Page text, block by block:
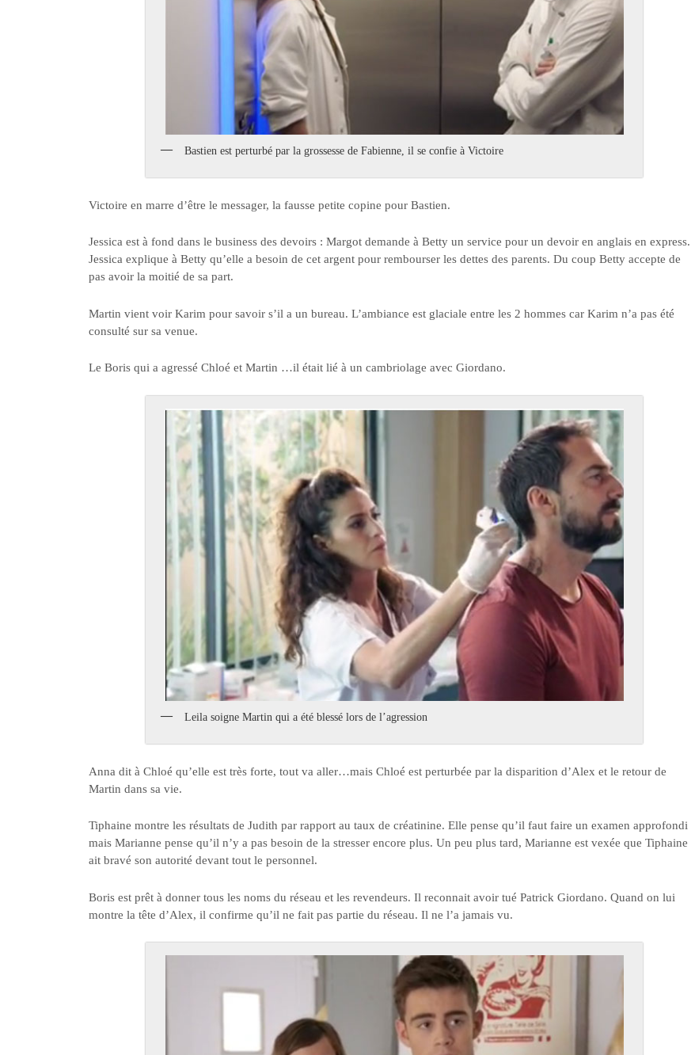
Bastien est perturbé par la grossesse de Fabienne, il se confie à Victoire
Victoire en marre d’être le messager, la fausse petite copine pour Bastien.
Jessica est à fond dans le business des devoirs : Margot demande à Betty un service pour un devoir en anglais en express.
Jessica explique à Betty qu’elle a besoin de cet argent pour rembourser les dettes des parents. Du coup Betty accepte de
pas avoir la moitié de sa part.
Martin vient voir Karim pour savoir s’il a un bureau. L’ambiance est glaciale entre les 2 hommes car Karim n’a pas été
consulté sur sa venue.
Le Boris qui a agressé Chloé et Martin …il était lié à un cambriolage avec Giordano.
Leila soigne Martin qui a été blessé lors de l’agression
Anna dit à Chloé qu’elle est très forte, tout va aller…mais Chloé est perturbée par la disparition d’Alex et le retour de
Martin dans sa vie.
Tiphaine montre les résultats de Judith par rapport au taux de créatinine. Elle pense qu’il faut faire un examen approfondi
mais Marianne pense qu’il n’y a pas besoin de la stresser encore plus. Un peu plus tard, Marianne est vexée que Tiphaine
ait bravé son autorité devant tout le personnel.
Boris est prêt à donner tous les noms du réseau et les revendeurs. Il reconnait avoir tué Patrick Giordano. Quand on lui
montre la tête d’Alex, il confirme qu’il ne fait pas partie du réseau. Il ne l’a jamais vu.